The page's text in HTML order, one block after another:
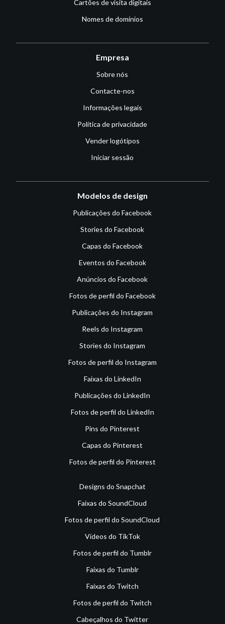
Cartões de visita digitais
Nomes de domínios
Empresa
Sobre nós
Contacte-nos
Informações legais
Política de privacidade
Vender logótipos
Iniciar sessão
Modelos de design
Publicações do Facebook
Stories do Facebook
Capas do Facebook
Eventos do Facebook
Anúncios do Facebook
Fotos de perfil do Facebook
Publicações do Instagram
Reels do Instagram
Stories do Instagram
Fotos de perfil do Instagram
Faixas do LinkedIn
Publicações do LinkedIn
Fotos de perfil do LinkedIn
Pins do Pinterest
Capas do Pinterest
Fotos de perfil do Pinterest
Designs do Snapchat
Faixas do SoundCloud
Fotos de perfil do SoundCloud
Vídeos do TikTok
Fotos de perfil do Tumblr
Faixas do Tumblr
Faixas do Twitch
Fotos de perfil do Twitch
Cabeçalhos do Twitter